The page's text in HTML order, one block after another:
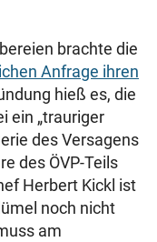
brachte die
Anfrage ihren
hieß es, die
ein „trauriger
des Versagens
des ÖVP-Teils
Herbert Kickl ist
noch nicht
am